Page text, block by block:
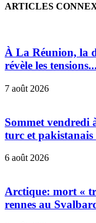
ARTICLES
À La Réunion, la
révèle les tensions...
7 août 2026
Sommet vendredi
turc et pakistanais
6 août 2026
Arctique: mort «
rennes au